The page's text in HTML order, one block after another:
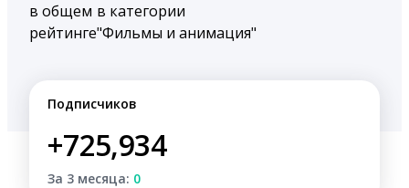
в общем
рейтинге
в категории
"Фильмы и анимация"
Подписчиков
+725,934
За 3 месяца: 0